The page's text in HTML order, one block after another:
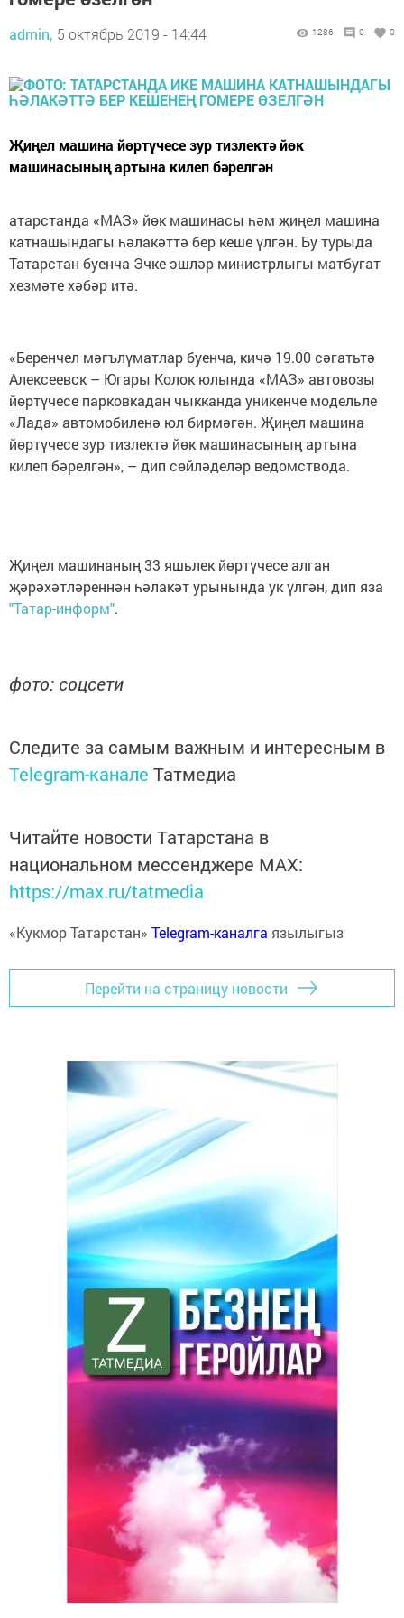
admin, 5 октябрь 2019 - 14:44 1286 0 0
Җиңел машина йөртүчесе зур тизлектә йөк
машинасының артына килеп бәрелгән
атарстанда «МАЗ» йөк машинасы һәм җиңел машина
катнашындагы һәлакәттә бер кеше үлгән. Бу турыда
Татарстан буенча Эчке эшләр министрлыгы матбугат
хезмәте хәбәр итә.
«Беренчел мәгълүматлар буенча, кичә 19.00 сәгатьтә
Алексеевск – Югары Колок юлында «МАЗ» автовозы
йөртүчесе парковкадан чыкканда уникенче модельле
«Лада» автомобиленә юл бирмәгән. Җиңел машина
йөртүчесе зур тизлектә йөк машинасының артына
килеп бәрелгән», – дип сөйләделәр ведомствода.
Җиңел машинаның 33 яшьлек йөртүчесе алган
җәрәхәтләреннән һәлакәт урынында ук үлгән, дип яза
"Татар-информ".
фото: соцсети
Следите за самым важным и интересным в
Telegram-канале Татмедиа
Читайте новости Татарстана в
национальном мессенджере MАХ:
https://max.ru/tatmedia
«Кукмор Татарстан» Telegram-каналга язылыгыз
Перейти на страницу новости